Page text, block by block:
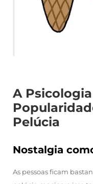
A
Pelúcia
Nostalgia
As pessoas ficam